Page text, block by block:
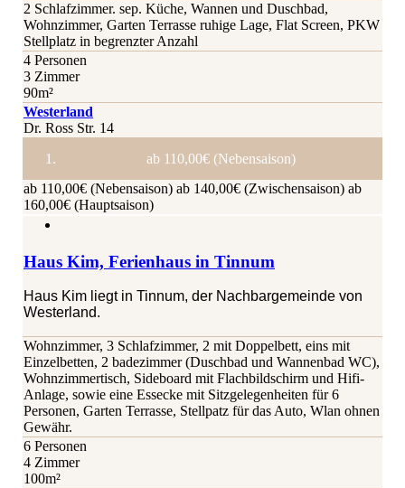
2 Schlafzimmer. sep. Küche, Wannen und Duschbad,
Wohnzimmer, Garten Terrasse ruhige Lage, Flat Screen, PKW
Stellplatz in begrenzter Anzahl
4 Personen
3 Zimmer
90m²
Westerland
Dr. Ross Str. 14
ab 110,00€ (Nebensaison)
ab 110,00€ (Nebensaison) ab 140,00€ (Zwischensaison) ab
160,00€ (Hauptsaison)
Haus Kim, Ferienhaus in Tinnum
Haus Kim liegt in Tinnum, der Nachbargemeinde von
Westerland.
Wohnzimmer, 3 Schlafzimmer, 2 mit Doppelbett, eins mit
Einzelbetten, 2 badezimmer (Duschbad und Wannenbad WC),
Wohnzimmertisch, Sideboard mit Flachbildschirm und Hifi-
Anlage, sowie eine Essecke mit Sitzgelegenheiten für 6
Personen, Garten Terrasse, Stellpatz für das Auto, Wlan ohnen
Gewähr.
6 Personen
4 Zimmer
100m²